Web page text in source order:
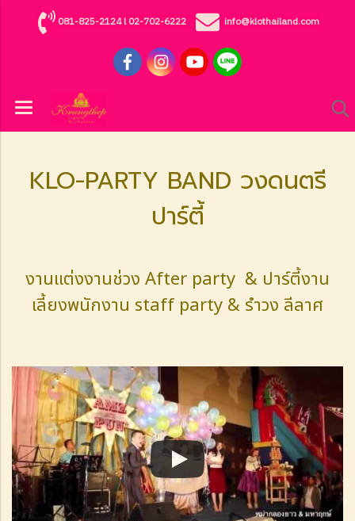
081-825-2124l02-702-6222 info@klothailand.com
KLO-PARTY BAND วงดนตรี
ปาร์ตี้
งานแต่งงานช่วง After party & ปาร์ตี้งาน
เลี้ยงพนักงาน staff party & รำวง ลีลาศ